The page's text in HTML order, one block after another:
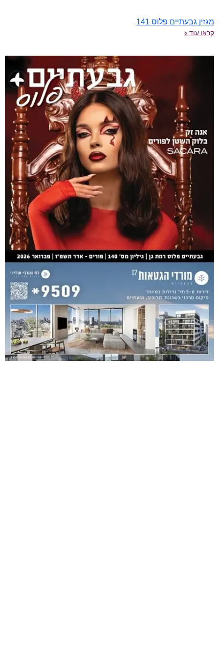
מגזין גבעתיים פלוס 141
קראו עוד »